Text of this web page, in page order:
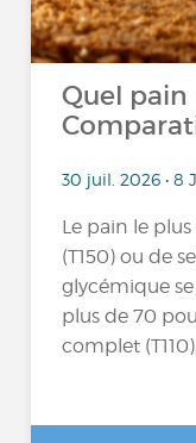
Quel
30 juil. 2026 • 8
Le pain le
(T150) ou de
glycémique
plus de 70
complet